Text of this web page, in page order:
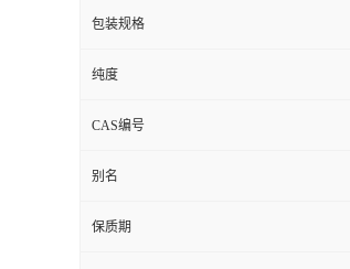
包装规格
纯度
CAS编号
别名
保质期